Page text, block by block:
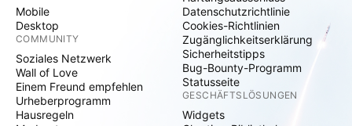
Mobile
Desktop
COMMUNITY
Soziales Netzwerk
Wall of Love
Einem Freund empfehlen
Urheberprogramm
Hausregeln
Datenschutzrichtlinie
Cookies-Richtlinien
Zugänglichkeitserklärung
Sicherheitstipps
Bug-Bounty-Programm
Statusseite
GESCHÄFTSLÖSUNGEN
Widgets